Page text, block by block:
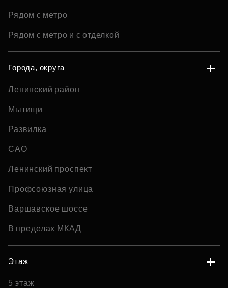
Рядом с метро
Рядом с метро и с отделкой
Города, округа
Ленинский район
Мытищи
Развилка
САО
Ленинский проспект
Профсоюзная улица
Варшавское шоссе
В пределах МКАД
Этаж
5 этаж